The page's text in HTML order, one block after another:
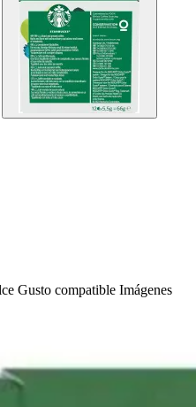
Gusto compatible Imágenes